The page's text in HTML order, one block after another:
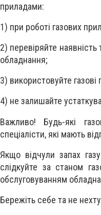
приладами:
1) при роботі газових
2) перевіряйте
обладнання;
3) використовуйте
4) не залишайте
Важливо! Будь-які
спеціалісти, які мають
Якщо відчули запах
слідкуйте за станом
обслуговуванням
Бережіть себе та не